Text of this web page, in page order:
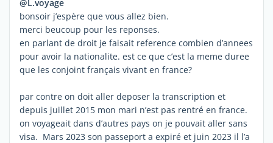
@L.voyage
bonsoir j’espère que vous allez bien.
merci beucoup pour les reponses.
en parlant de droit je faisait reference combien d’annees
pour avoir la nationalite. est ce que c’est la meme duree
que les conjoint français vivant en france?
par contre on doit aller deposer la transcription et
depuis juillet 2015 mon mari n’est pas rentré en france.
on voyageait dans d’autres pays on je pouvait aller sans
visa. Mars 2023 son passeport a expiré et juin 2023 il l’a